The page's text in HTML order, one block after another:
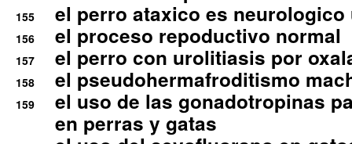
155 el perro ataxico es
156 el proceso repoductivo normal
157 el perro con urolitiasis por
158 el pseudohermafroditismo
159
el uso de las gonadotropinas
en perras y gatas